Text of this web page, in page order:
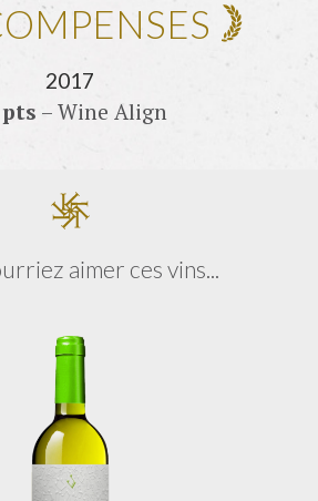
2017
– Wine Align
aimer ces vins...